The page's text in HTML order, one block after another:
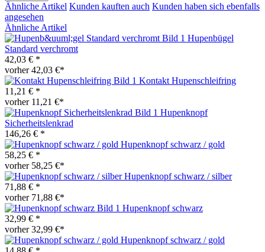
Ähnliche Artikel Kunden kauften auch Kunden haben sich ebenfalls
angesehen
Ähnliche Artikel
Hupenbügel
Standard verchromt
42,03 € *
vorher 42,03 €*
Kontakt Hupenschleifring
11,21 € *
vorher 11,21 €*
Hupenknopf
Sicherheitslenkrad
146,26 € *
Hupenknopf schwarz / gold
58,25 € *
vorher 58,25 €*
Hupenknopf schwarz / silber
71,88 € *
vorher 71,88 €*
Hupenknopf schwarz
32,99 € *
vorher 32,99 €*
Hupenknopf schwarz / gold